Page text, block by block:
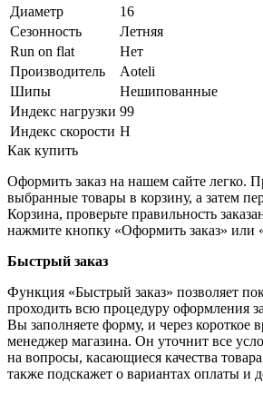
Диаметр
16
Сезонность
Летняя
Run on flat
Нет
Производитель
Aoteli
Шипы
Нешипованные
Индекс нагрузки 99
Индекс скорости H
Как купить
Оформить заказ на нашем сайте легко.
выбранные товары в корзину, а затем
Корзина, проверьте правильность
нажмите кнопку «Оформить заказ» или
Быстрый заказ
Функция «Быстрый заказ» позволяет
проходить всю процедуру оформления
Вы заполняете форму, и через короткое
менеджер магазина. Он уточнит все
на вопросы, касающиеся качества
также подскажет о вариантах оплаты и